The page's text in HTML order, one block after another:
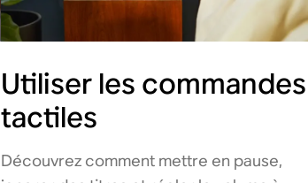
Utiliser les commandes
tactiles
Découvrez comment mettre en pause,